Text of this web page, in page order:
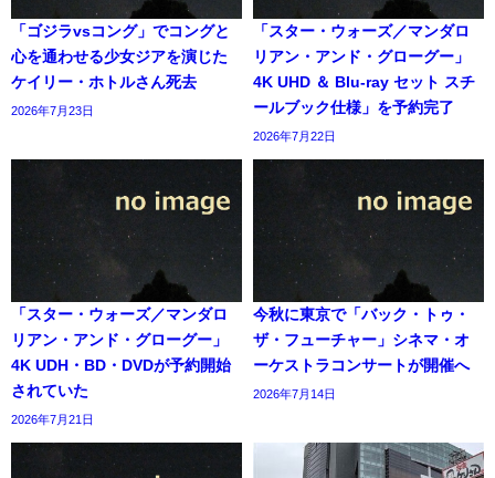
「ゴジラvsコング」でコングと
心を通わせる少女ジアを演じた
ケイリー・ホトルさん死去
2026年7月23日
「スター・ウォーズ／マンダロ
リアン・アンド・グローグー」
4K UHD ＆ Blu-ray セット スチ
ールブック仕様」を予約完了
2026年7月22日
「スター・ウォーズ／マンダロ
リアン・アンド・グローグー」
4K UDH・BD・DVDが予約開始
されていた
2026年7月21日
今秋に東京で「バック・トゥ・
ザ・フューチャー」シネマ・オ
ーケストラコンサートが開催へ
2026年7月14日